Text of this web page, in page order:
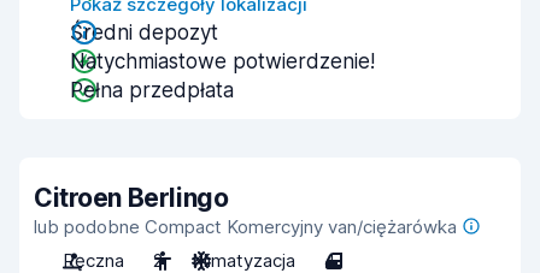
Średni depozyt
Natychmiastowe potwierdzenie!
Pełna przedpłata
Citroen Berlingo
lub podobne Compact Komercyjny van/ciężarówka
Ręczna
2 Klimatyzacja 4